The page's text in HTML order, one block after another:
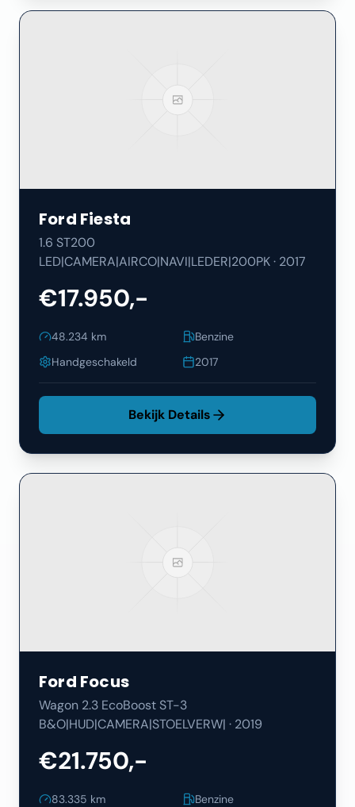
Ford Fiesta
1.6 ST200
LED|CAMERA|AIRCO|NAVI|LEDER|200PK· 2017
€17.950,-
48.234 km
Benzine
Handgeschakeld
2017
Bekijk Details
Ford Focus
Wagon 2.3 EcoBoost ST-3
B&O|HUD|CAMERA|STOELVERW| · 2019
€21.750,-
83.335 km
Benzine